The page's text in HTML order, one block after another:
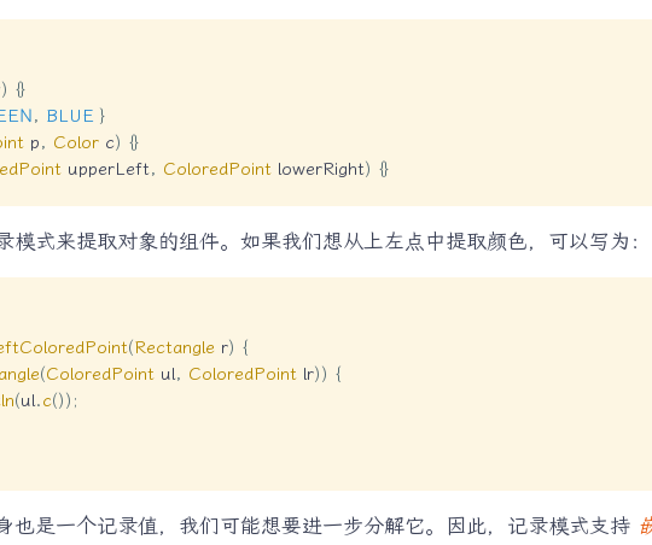
) {}
, BLUE }
p, Color c) {}
upperLeft, ColoredPoint lowerRight) {}
模式来提取对象的组件。如果我们想从上左点中提取颜色，可以写为：
(Rectangle r) {
(ColoredPoint ul, ColoredPoint lr)) {
(ul.c()) ;
也是一个记录值，我们可能想要进一步分解它。因此，记录模式支持